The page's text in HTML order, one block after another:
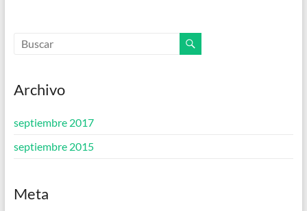
Archivo
septiembre 2017
septiembre 2015
Meta